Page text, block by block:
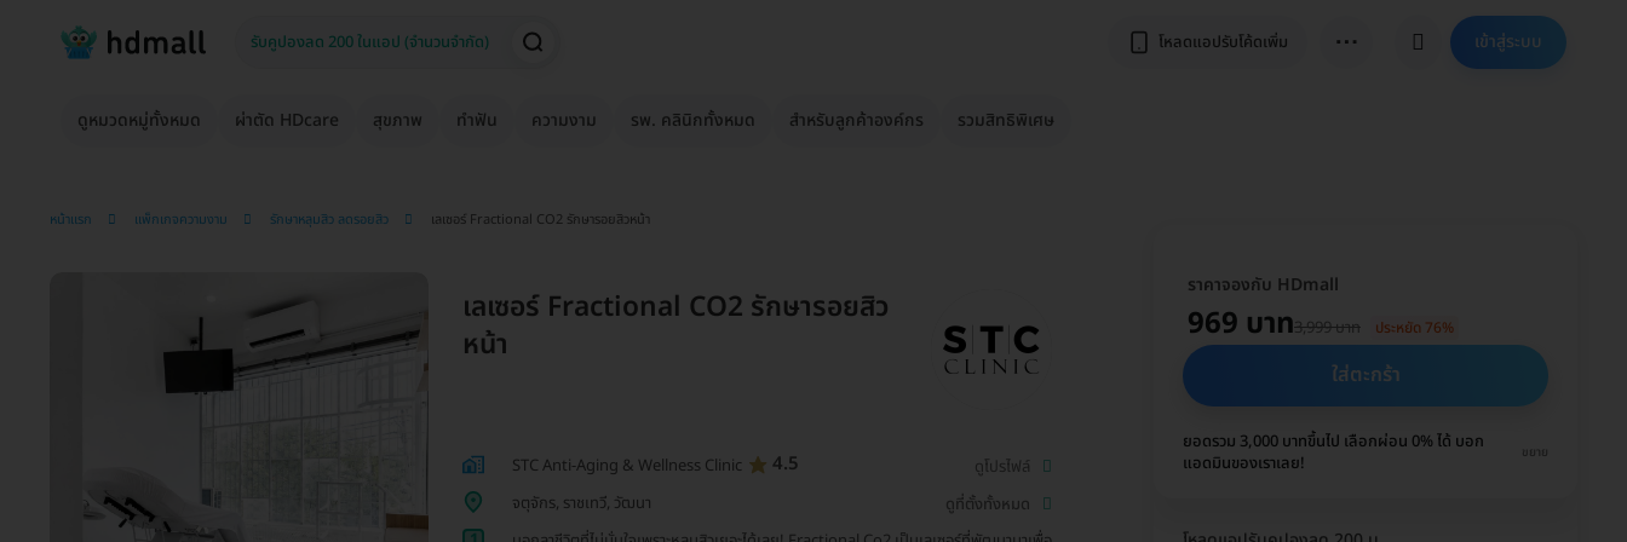
โหลดแอปรับโค้ดเพิ่ม ⋯ เข้าสู่ระบบ
ดูหมวดหมู่ทั้งหมด ผ่าตัด HDcare สุขภาพ ทำฟัน ความงาม รพ. คลินิกทั้งหมด สำหรับลูกค้าองค์กร รวมสิทธิพิเศษ
หน้าแรก แพ็กเกจความงาม รักษาหลุมสิว ลดรอยสิว เลเซอร์ Fractional CO2 รักษารอยสิวหน้า
เลเซอร์ Fractional CO2 รักษารอยสิว
หน้า
STC Anti-Aging & Wellness Clinic 4.5
ดูโปรไฟล์
จตุจักร, ราชเทวี, วัฒนา
ดูที่ตั้งทั้งหมด
ราคาจองกับ HDmall
969 บาท3,999 บาท ประหยัด 76%
ใส่ตะกร้า
ยอดรวม 3,000 บาทขึ้นไป เลือกผ่อน 0% ได้ บอก
แอดมินของเราเลย!
ขยาย